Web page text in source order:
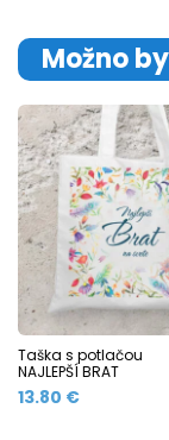
Možno
Taška s potlačou
NAJLEPŠÍ BRAT
13.80 €